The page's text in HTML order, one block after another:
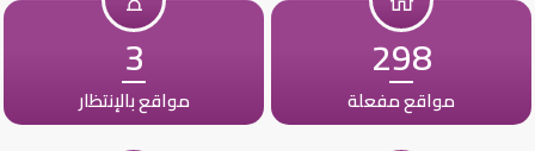
298
مواقع مفعلة
3
مواقع بالإنتظار